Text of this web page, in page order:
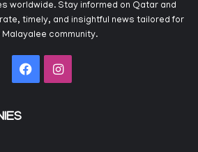
worldwide. Stay informed on Qatar and
timely, and insightful news tailored for
Malayalee community.
FacebookInstagram